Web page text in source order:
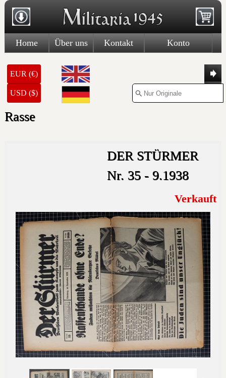
Home Über uns Kontakt Konto
EUR (€)
USD ($)
Rasse
DER STÜRMER
Nr. 35 - 9.1938
Verkauft